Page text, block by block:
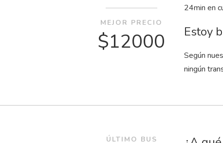
24min en
Estoy
Según
ningún
MEJOR PRECIO
$12000
ÚLTIMO BUS